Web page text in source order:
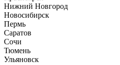
Нижний Новгород
Новосибирск
Пермь
Саратов
Сочи
Тюмень
Ульяновск